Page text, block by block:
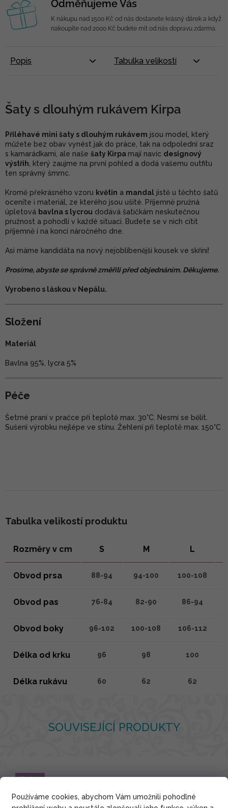
Používáme cookies, abychom Vám umožnili pohodlné
SOUVISEJÍCÍ PRODUKTY
Bavlna
Odměňujeme Vás
K nákupu nad 1500 Kč od nás dostanete krásný dárek a když
nakoupíte nad 2000 Kč budete mít od nás dopravu zdarma.
Popis Tabulka velikostí
Šaty s dlouhým rukávem Kirpa
Přiléhavé mini šaty s dlouhým rukávem jsou model, který
můžete bez obav vynést jak do práce, tak na odpolední sraz
s kamarádkami, ale naše šaty Kirpa mají navíc designový
výstřih , který zaujme na první pohled a dodá vašemu outfitu
ten správný šmrnc.
Kromě překrásného vzoru květin a mandal jistě u těchto šatů
oceníte i materiál, ze kterého jsou ušité. Příjemně pružná
úpletová bavlna s lycrou dodává šatičkám neskutečnou
pružnost a pohodlí v každé situaci. Budete se v nich cítit
příjemně i na konci náročného dne.
Asi máme kandidáta na nový nejoblíbenější kousek ve skříni!
Prosíme, abyste se správně změřili před objednáním. Děkujeme.
Vyrobeno s láskou v Nepálu.
Složení
Materiál
Bavlna 95%, lycra 5%
Péče
Šetrné praní v pračce při teplotě max. 30°C. Nesmí se bělit.
Sušení výrobku nejlépe ve stínu. Žehlení při teplotě max. 150°C
Tabulka velikostí produktu
Rozměry v cm S M L
Obvod prsa 88-94 94-100 100-108
Obvod pas 76-84 82-90 86-94
Obvod boky 96-102 100-108 106-112
Délka od krku 96 98 100
Délka rukávu 60 62 62